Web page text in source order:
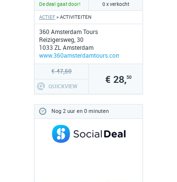
360 Amsterdam Tours
Reizigersweg, 30
1033 ZL Amsterdam
www.360amsterdamtours.com
ACTIEF» ACTIVITEITEN
De deal gaat door!
0 x verkocht
€ 47,50
QUICKVIEW
€ 28,50
Nog 2 uur en 0 minuten